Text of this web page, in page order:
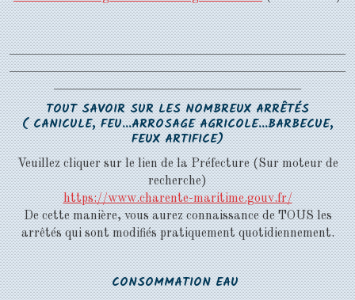
_____________________________________________________
_____________________________________________________
_______________________________________
TOUT SAVOIR SUR LES NOMBREUX ARRÊTÉS
( CANICULE, FEU...ARROSAGE AGRICOLE...BARBECUE,
FEUX ARTIFICE)
Veuillez cliquer sur le lien de la Préfecture (Sur moteur de
recherche)
https://www.charente-maritime.gouv.fr/
De cette manière, vous aurez connaissance de TOUS les
arrêtés qui sont modifiés pratiquement quotidiennement.
CONSOMMATION EAU